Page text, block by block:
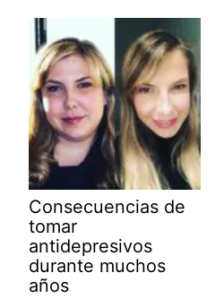
Consecuencias de
tomar
antidepresivos
durante muchos
años